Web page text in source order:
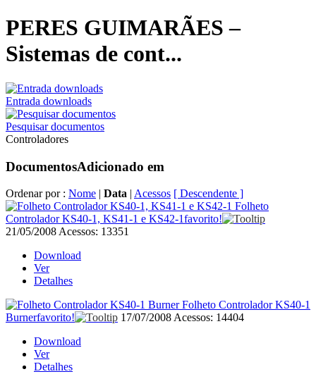
PERES GUIMARÃES –
Sistemas de cont...
Entrada downloads
Pesquisar documentos
Controladores
DocumentosAdicionado em
Ordenar por : Nome | Data | Acessos [ Descendente ]
Folheto
Controlador KS40-1, KS41-1 e KS42-1favorito!
21/05/2008 Acessos: 13351
Download
Ver
Detalhes
Folheto Controlador KS40-1
Burnerfavorito! 17/07/2008 Acessos: 14404
Download
Ver
Detalhes